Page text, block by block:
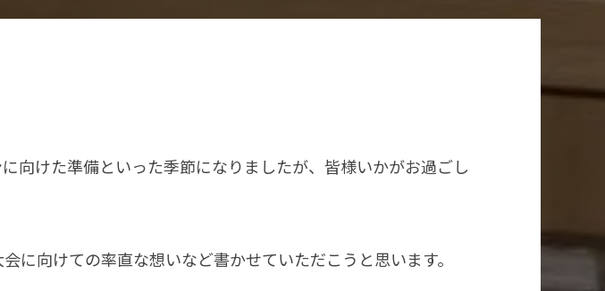
向けた準備といった季節になりましたが、皆様いかがお過ごし
に向けての率直な想いなど書かせていただこうと思います。